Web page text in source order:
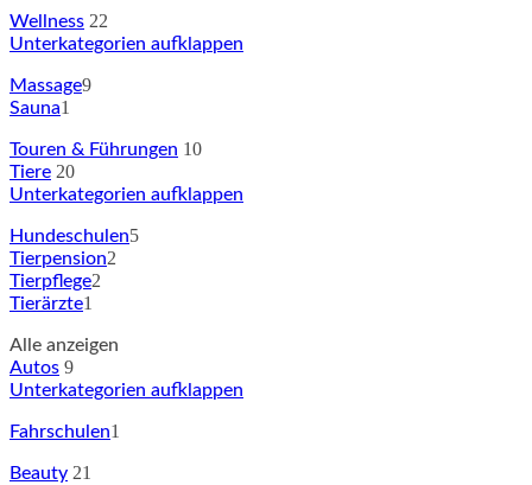
Wellness 22
Unterkategorien aufklappen
Massage9
Sauna1
Touren & Führungen 10
Tiere 20
Unterkategorien aufklappen
Hundeschulen5
Tierpension2
Tierpflege2
Tierärzte1
Alle anzeigen
Autos 9
Unterkategorien aufklappen
Fahrschulen1
Beauty 21